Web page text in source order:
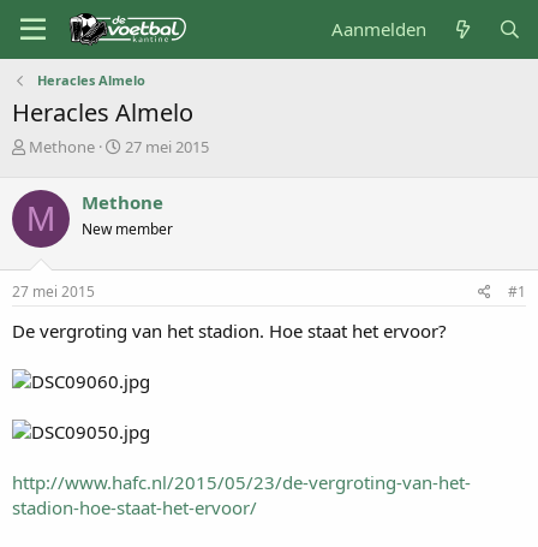
Aanmelden
Heracles Almelo
Heracles Almelo
O
d
e
r
w
e
s
a
t
Methone
S
r
t
a
m
27 mei 2015
M Methone
New member
27 mei 2015 #1
De vergroting van het stadion. Hoe staat het ervoor?
http://www.hafc.nl/2015/05/23/de-vergroting-van-het-
stadion-hoe-staat-het-ervoor/